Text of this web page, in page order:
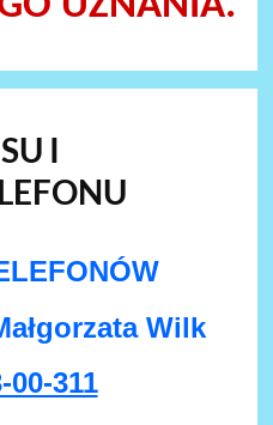
I
Wilk
00-311